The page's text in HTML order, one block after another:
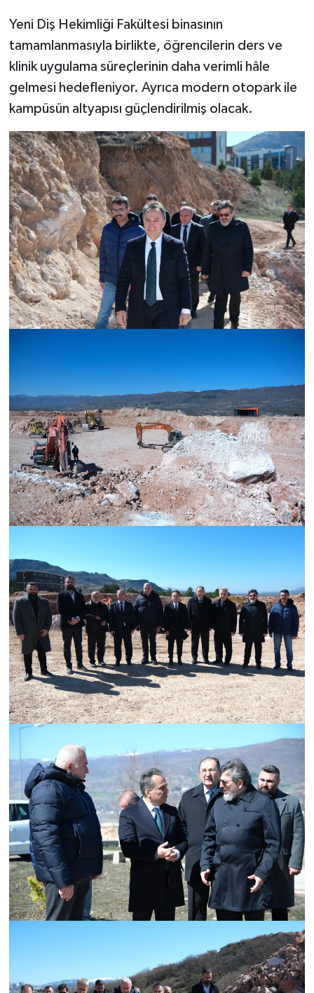
Yeni Diş Hekimliği Fakültesi binasının
tamamlanmasıyla birlikte, öğrencilerin ders ve
klinik uygulama süreçlerinin daha verimli hâle
gelmesi hedefleniyor. Ayrıca modern otopark ile
kampüsün altyapısı güçlendirilmiş olacak.